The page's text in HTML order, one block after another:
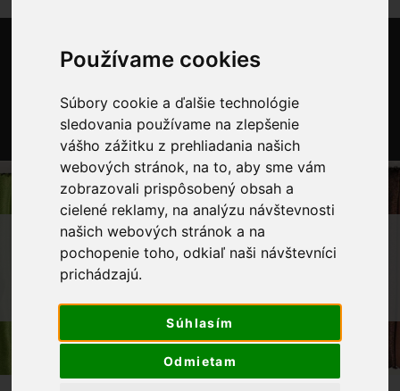
Používame cookies
Súbory cookie a ďalšie technológie
sledovania používame na zlepšenie
vášho zážitku z prehliadania našich
webových stránok, na to, aby sme vám
zobrazovali prispôsobený obsah a
cielené reklamy, na analýzu návštevnosti
našich webových stránok a na
pochopenie toho, odkiaľ naši návštevníci
prichádzajú.
Súhlasím
Odmietam
0
OBCHOD GALANTÉRIA
KRAJKA MADEIROVÁ 80 MM BIELA